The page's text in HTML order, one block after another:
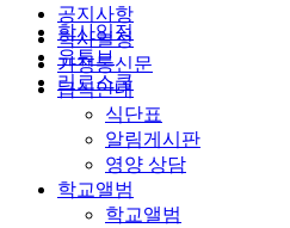
공지사항
학사일정
가정통신문
급식안내
식단표
알림게시판
영양 상담
학교앨범
학교앨범
학사일정
유튜브
리로스쿨